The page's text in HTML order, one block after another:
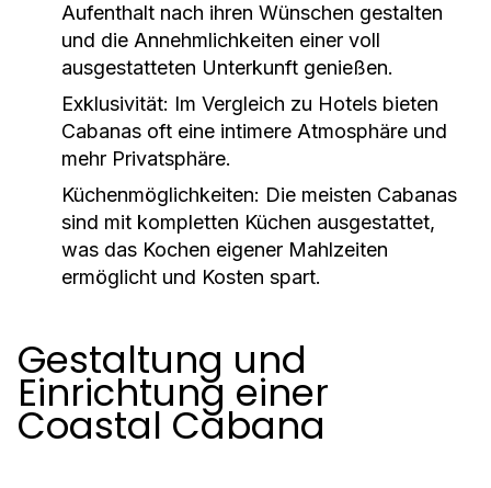
Aufenthalt nach ihren Wünschen gestalten
und die Annehmlichkeiten einer voll
ausgestatteten Unterkunft genießen.
Exklusivität: Im Vergleich zu Hotels bieten
Cabanas oft eine intimere Atmosphäre und
mehr Privatsphäre.
Küchenmöglichkeiten: Die meisten Cabanas
sind mit kompletten Küchen ausgestattet,
was das Kochen eigener Mahlzeiten
ermöglicht und Kosten spart.
Gestaltung und
Einrichtung einer
Coastal Cabana